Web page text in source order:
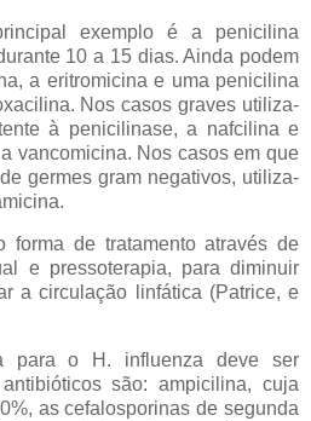
exemplo é a penicilina
10 a 15 dias. Ainda podem
a eritromicina e uma penicilina
Nos casos graves utiliza-
à penicilinase, a nafcilina e
vancomicina. Nos casos em que
germes gram negativos, utiliza-
forma de tratamento através de
e pressoterapia, para diminuir
a circulação linfática (Patrice, e
para o H. influenza deve ser
são: ampicilina, cuja
as cefalosporinas de segunda